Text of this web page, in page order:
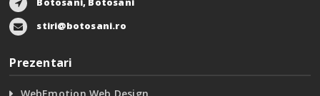
stiri@botosani.ro
Prezentari